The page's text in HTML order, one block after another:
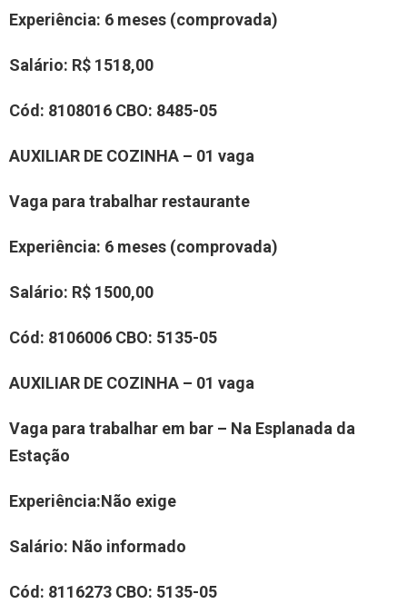
Experiência: 6 meses (comprovada)
Salário: R$ 1518,00
Cód: 8108016 CBO: 8485-05
AUXILIAR DE COZINHA – 01 vaga
Vaga para trabalhar restaurante
Experiência: 6 meses (comprovada)
Salário: R$ 1500,00
Cód: 8106006 CBO: 5135-05
AUXILIAR DE COZINHA – 01 vaga
Vaga para trabalhar em bar – Na Esplanada da
Estação
Experiência:Não exige
Salário: Não informado
Cód: 8116273 CBO: 5135-05